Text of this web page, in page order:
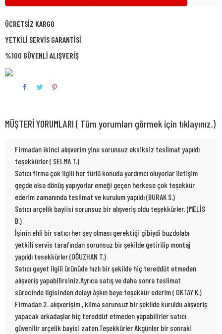
ÜCRETSİZ KARGO
YETKİLİ SERVİS GARANTİSİ
%100 GÜVENLİ ALIŞVERİŞ
MÜŞTERİ YORUMLARI ( Tüm yorumları görmek için tıklayınız.)
Firmadan ikinci alışverim yine sorunsuz eksiksiz teslimat yapıldı
teşekkürler ( SELMA T.)
Satıcı firma çok ilgili her türlü konuda yardımcı oluyorlar iletişim
geçde olsa dönüş yapıyorlar emeği geçen herkese çok teşekkür
ederim zamanında teslimat ve kurulum yapıldı (BURAK S.)
Satıcı arçelik bayiisi sorunsuz bir alışveriş oldu teşekkürler. (MELİS
B.)
İşinin ehli bir satıcı her şey olması gerektiği gibiydi buzdolabı
yetkili servis tarafından sorunsuz bir şekilde getirilip montaj
yapıldı tesekkürler (OĞUZHAN T.)
Satıcı gayet ilgili ürünüde hızlı bir şekilde hiç tereddüt etmeden
alışveriş yapabilirsiniz.Ayrıca satış ve daha sonra teslimat
sürecinde ilgisinden dolayı Aşkın beye teşekkür ederim ( OKTAY K.)
Firmadan 2. alışverişim , klima sorunsuz bir şekilde kuruldu alışveriş
yapacak arkadaşlar hiç tereddüt etmeden yapabilirler satıcı
güvenilir arçelik bayisi zaten.Teşekkürler Akgünler bir sonraki